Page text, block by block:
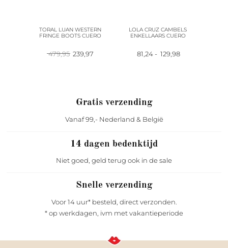
TORAL LUAN WESTERN
FRINGE BOOTS CUERO
479,95 Oorspronkelijke
239,97
LOLA CRUZ CAMBELS
ENKELLAARS CUERO
81,24- 129,98Prijsklasse:
Gratis verzending
Vanaf 99,- Nederland & België
14 dagen bedenktijd
Niet goed, geld terug ook in de sale
Snelle verzending
Voor 14 uur* besteld, direct verzonden.
* op werkdagen, ivm met vakantieperiode